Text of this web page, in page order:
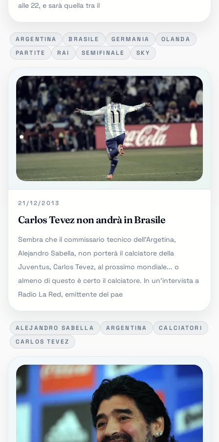
alle 22, e sarà quella tra il
ARGENTINA BRASILE GERMANIA
OLANDA
PARTITE
RAI SEMIFINALE SKY
21/12/2013
Carlos Tevez non andrà in Brasile
Sembra che il commissario tecnico dell'Argetina,
Alejandro Sabella, non porterà il calciatore della
Juventus, Carlos Tevez, al prossimo mondiale... o
almeno di questo è certo il calciatore. In un'intervista a
Radio La Red, emittente del pae
ALEJANDRO SABELLA ARGENTINA
CALCIATORI
CARLOS TEVEZ